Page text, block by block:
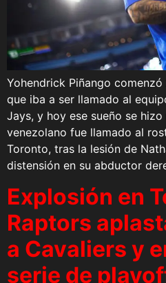
Yohendrick Piñango
que iba a ser llamado al
Jays, y hoy ese sueño se
venezolano fue llamado al
Toronto, tras la lesión de
distensión en su abductor
Explosión en
Raptors
a Cavaliers y
serie de